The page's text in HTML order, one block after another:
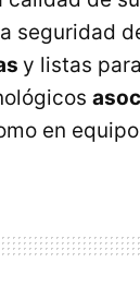
seguridad
y listas
en